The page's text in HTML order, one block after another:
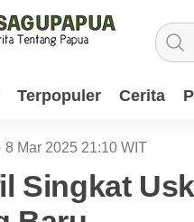
Terpopuler Cerita
· 8 Mar 2025 21:10 WIT
Singkat